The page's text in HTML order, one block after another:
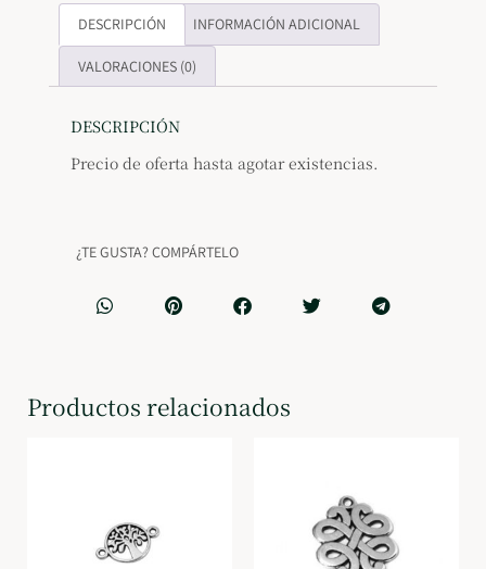
DESCRIPCIÓN INFORMACIÓN ADICIONAL
VALORACIONES (0)
DESCRIPCIÓN
Precio de oferta hasta agotar existencias.
¿TE GUSTA? COMPÁRTELO
Productos relacionados